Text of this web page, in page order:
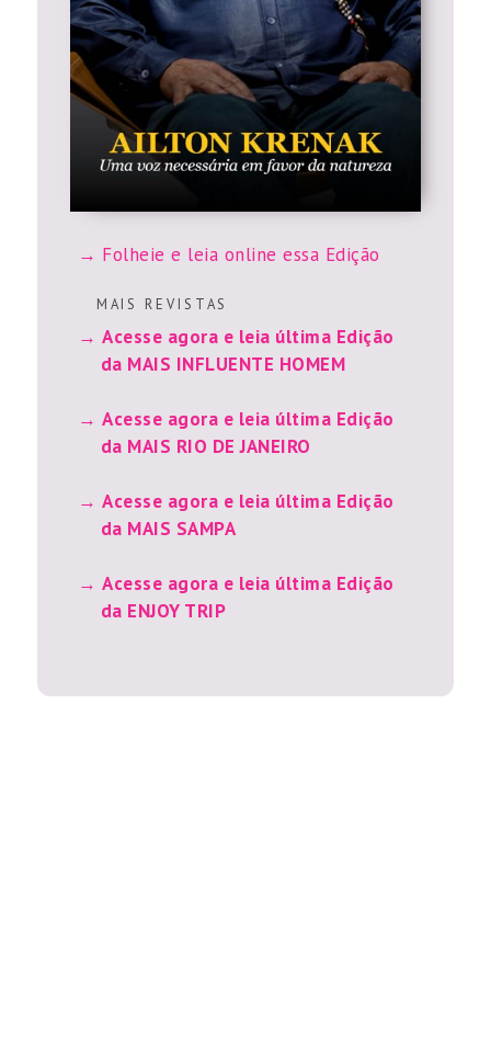
Folheie e leia online essa Edição
M A I S R E V I S T A S
Acesse agora e leia última Edição
da MAIS INFLUENTE HOMEM
Acesse agora e leia última Edição
da MAIS RIO DE JANEIRO
Acesse agora e leia última Edição
da MAIS SAMPA
Acesse agora e leia última Edição
da ENJOY TRIP